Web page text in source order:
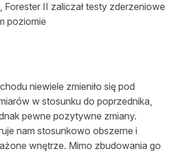
Forester II zaliczał testy zderzeniowe
poziomie
niewiele zmieniło się pod
w stosunku do poprzednika,
pewne pozytywne zmiany.
nam stosunkowo obszerne i
wnętrze. Mimo zbudowania go